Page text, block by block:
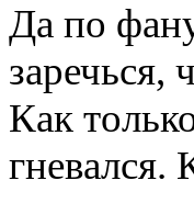
Да по
заречься,
Как
гневался.